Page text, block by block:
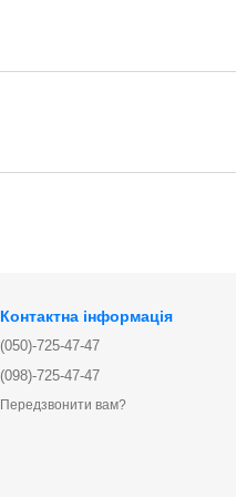
Контактна інформація
(050)-725-47-47
(098)-725-47-47
Передзвонити вам?